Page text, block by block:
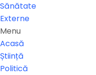
Sănătate
Externe
Menu
Acasă
Știință
Politică